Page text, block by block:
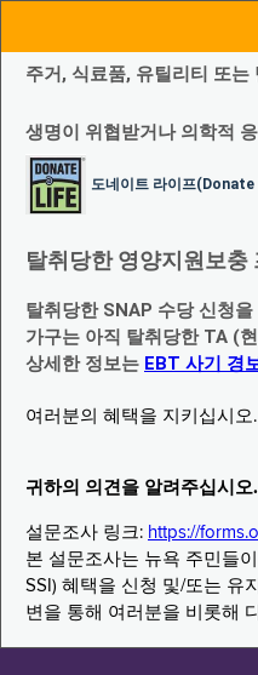
주거, 식료품, 유틸리티 또는
생명이 위협받거나 의학적
도네이트 라이프(Donate
탈취당한 영양지원보
탈취당한 SNAP 수당 신청
가구는 아직 탈취당한 TA (
상세한 정보는 EBT 사기 경
여러분의 혜택을 지키십시
귀하의 의견을 알려주십시
설문조사 링크: https://
본 설문조사는 뉴욕 주민들
SSI) 혜택을 신청 및/또는 유
변을 통해 여러분을 비롯해